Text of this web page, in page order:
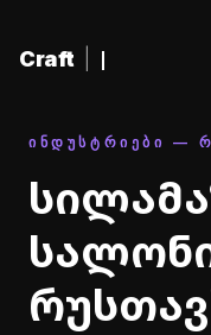
Craft
ᲘᲜᲓᲣᲡᲢᲠᲘᲔᲑᲘ —